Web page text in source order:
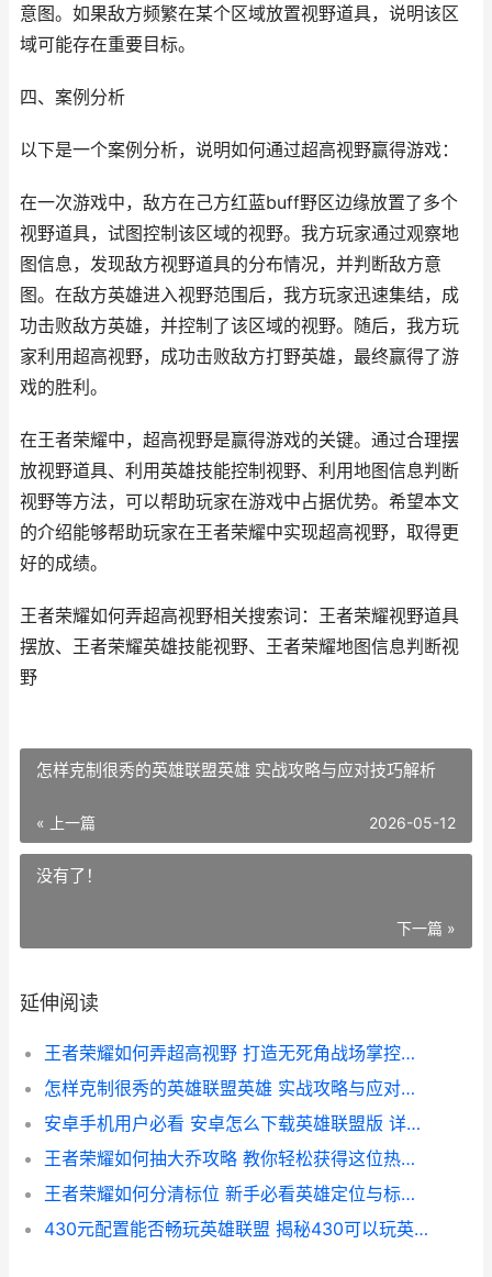
意图。如果敌方频繁在某个区域放置视野道具，说明该区
域可能存在重要目标。
四、案例分析
以下是一个案例分析，说明如何通过超高视野赢得游戏：
在一次游戏中，敌方在己方红蓝buff野区边缘放置了多个
视野道具，试图控制该区域的视野。我方玩家通过观察地
图信息，发现敌方视野道具的分布情况，并判断敌方意
图。在敌方英雄进入视野范围后，我方玩家迅速集结，成
功击败敌方英雄，并控制了该区域的视野。随后，我方玩
家利用超高视野，成功击败敌方打野英雄，最终赢得了游
戏的胜利。
在王者荣耀中，超高视野是赢得游戏的关键。通过合理摆
放视野道具、利用英雄技能控制视野、利用地图信息判断
视野等方法，可以帮助玩家在游戏中占据优势。希望本文
的介绍能够帮助玩家在王者荣耀中实现超高视野，取得更
好的成绩。
王者荣耀如何弄超高视野相关搜索词：王者荣耀视野道具
摆放、王者荣耀英雄技能视野、王者荣耀地图信息判断视
野
怎样克制很秀的英雄联盟英雄 实战攻略与应对技巧解析
« 上一篇 2026-05-12
没有了！
下一篇 »
延伸阅读
王者荣耀如何弄超高视野 打造无死角战场掌控攻略
怎样克制很秀的英雄联盟英雄 实战攻略与应对技巧解析
安卓手机用户必看 安卓怎么下载英雄联盟版 详细教程与攻略
王者荣耀如何抽大乔攻略 教你轻松获得这位热门英雄
王者荣耀如何分清标位 新手必看英雄定位与标位技巧解析
430元配置能否畅玩英雄联盟 揭秘430可以玩英雄联盟吗的真相